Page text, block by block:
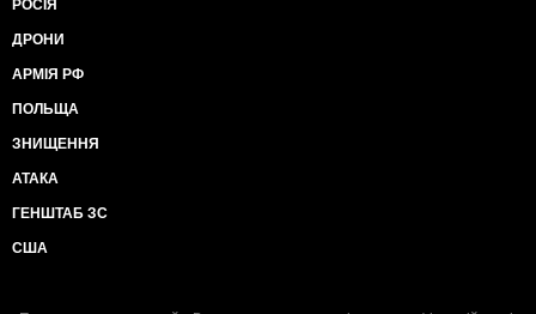
РОСІЯ
ДРОНИ
АРМІЯ РФ
ПОЛЬЩА
ЗНИЩЕННЯ
АТАКА
ГЕНШТАБ ЗС
США